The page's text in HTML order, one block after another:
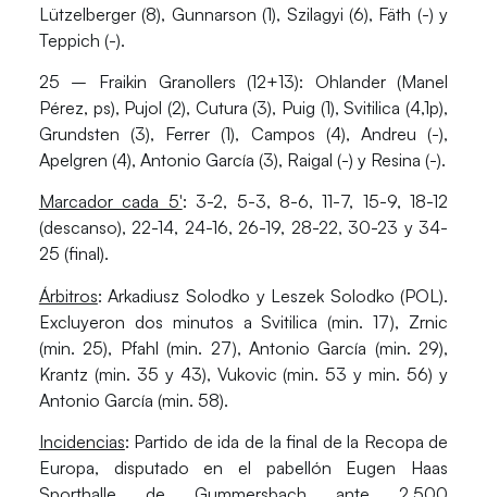
Lützelberger (8), Gunnarson (1), Szilagyi (6), Fäth (-) y
Teppich (-).
25 – Fraikin Granollers (12+13): Ohlander (Manel
Pérez, ps), Pujol (2), Cutura (3), Puig (1), Svitilica (4,1p),
Grundsten (3), Ferrer (1), Campos (4), Andreu (-),
Apelgren (4), Antonio García (3), Raigal (-) y Resina (-).
Marcador cada 5′: 3-2, 5-3, 8-6, 11-7, 15-9, 18-12
(descanso), 22-14, 24-16, 26-19, 28-22, 30-23 y 34-
25 (final).
Árbitros: Arkadiusz Solodko y Leszek Solodko (POL).
Excluyeron dos minutos a Svitilica (min. 17), Zrnic
(min. 25), Pfahl (min. 27), Antonio García (min. 29),
Krantz (min. 35 y 43), Vukovic (min. 53 y min. 56) y
Antonio García (min. 58).
Incidencias: Partido de ida de la final de la Recopa de
Europa, disputado en el pabellón Eugen Haas